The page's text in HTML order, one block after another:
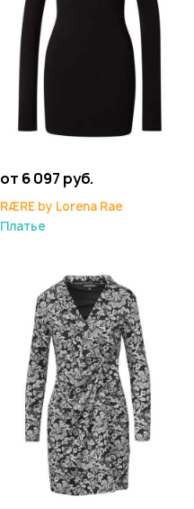
от 6 097 руб.
RÆRE by Lorena Rae
Платье